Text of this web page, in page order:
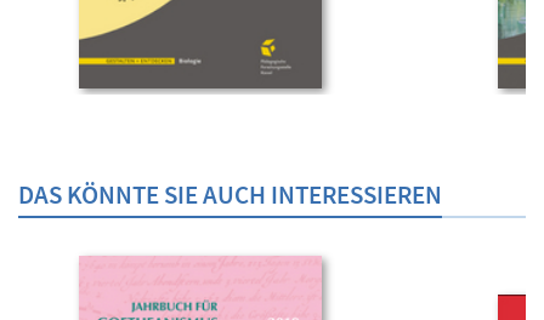
DAS KÖNNTE SIE AUCH INTERESSIEREN